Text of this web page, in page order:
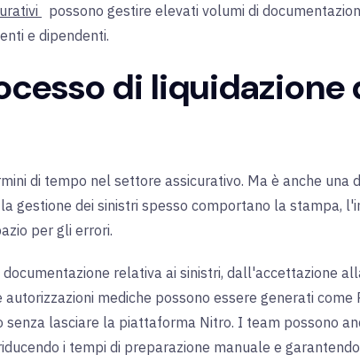
possono gestire elevati volumi di
e dipendenti.
di liquidazione
di tempo nel settore assicurativo. Ma è anche una
gestione dei sinistri spesso comportano la stampa,
per gli errori.
relativa ai sinistri, dall'accettazione
mediche possono essere generati come
lasciare la piattaforma Nitro. I team possono
i tempi di preparazione manuale e garantendo